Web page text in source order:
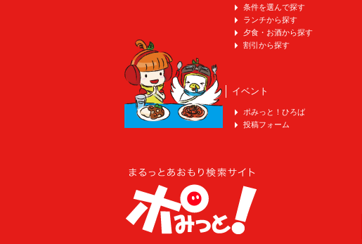
条件を選んで探す
ランチから探す
夕食・お酒から探す
割引から探す
イベント
ポみっと！ひろば
投稿フォーム